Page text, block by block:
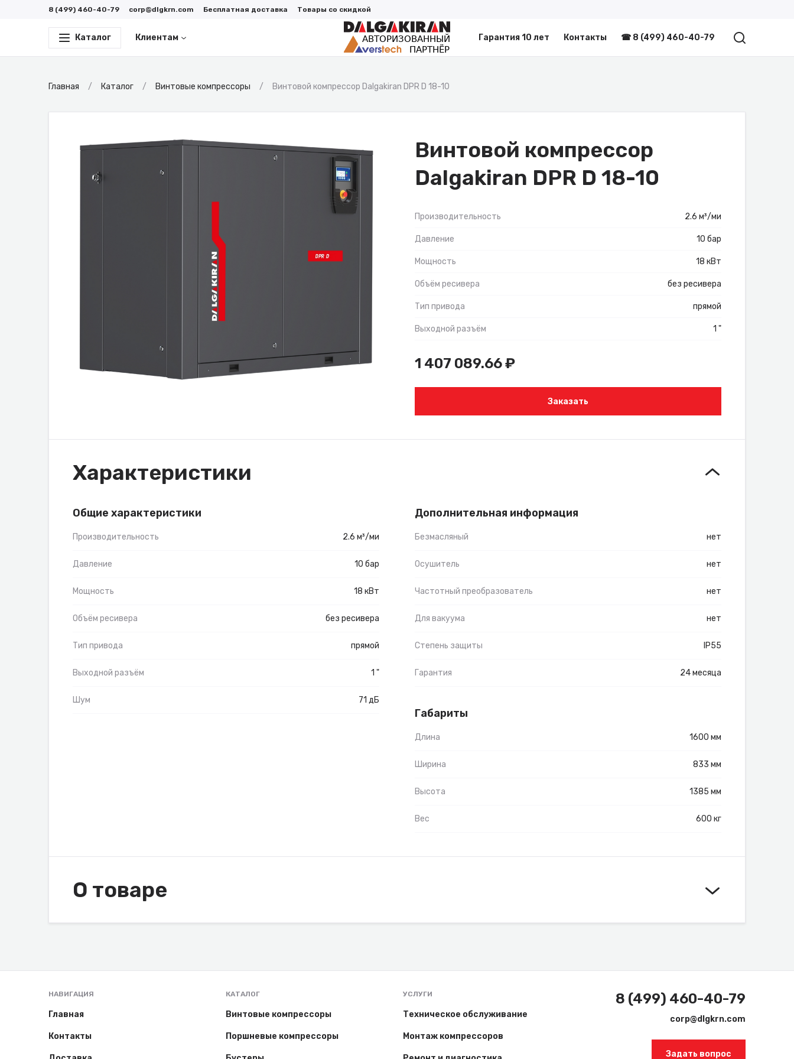
8 (499) 460-40-79 corp@dlgkrn.com Бесплатная доставка Товары со скидкой
Каталог Клиентам Гарантия 10 лет Контакты ☎ 8 (499) 460-40-79
Главная Каталог Винтовые компрессоры Винтовой компрессор Dalgakiran DPR D 18-10
Винтовой компрессор
Dalgakiran DPR D 18-10
Производительность 2.6 м³/ми
Давление 10 бар
Мощность 18 кВт
Объём ресивера без ресивера
Тип привода прямой
Выходной разъём 1 "
1 407 089.66₽
Заказать
Характеристики
Общие характеристики
Производительность 2.6 м³/ми
Давление 10 бар
Мощность 18 кВт
Объём ресивера без ресивера
Тип привода прямой
Выходной разъём 1 "
Шум 71 дБ
Дополнительная информация
Безмасляный нет
Осушитель нет
Частотный преобразователь нет
Для вакуума нет
Степень защиты IP55
Гарантия 24 месяца
Габариты
Длина 1600 мм
Ширина 833 мм
Высота 1385 мм
Вес 600 кг
О товаре
НАВИГАЦИЯ
Главная
Контакты
КАТАЛОГ
Винтовые компрессоры
Поршневые компрессоры
УСЛУГИ
Техническое обслуживание
Монтаж компрессоров
8 (499) 460-40-79
corp@dlgkrn.com
Задать вопрос